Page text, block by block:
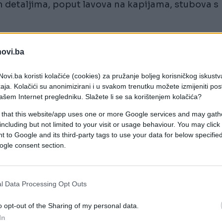
koristi kolačiće (cookies) za pružanje boljeg korisničkog
Kolačići su anonimizirani i u svakom trenutku možete izmijeniti
Internet pregledniku. Slažete li se sa korištenjem kolačića?
that this website/app uses one or more Google services and may
but not limited to your visit or usage behaviour. You may
to Google and its third-party tags to use your data for below
consent section.
Data Processing Opt Outs
opt-out of the Sharing of my personal data.
poput lavova na kapijama, stubova s
dalje i dodali element koji do sada nije
vidi se kuća obojena u jarko crvenu boju, a
Ostrog, naslikan na vrhu fasade.